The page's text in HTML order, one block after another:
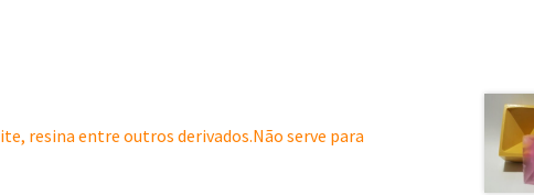
resina entre outros derivados.Não serve para